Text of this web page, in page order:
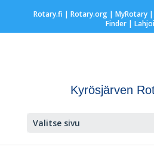
Rotary.fi | Rotary.org| MyRotary |
Finder|
Kyrösjärven
Valitse sivu